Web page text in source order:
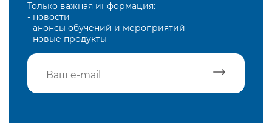
Только важная информация:
- новости
- анонсы обучений и мероприятий
- новые продукты